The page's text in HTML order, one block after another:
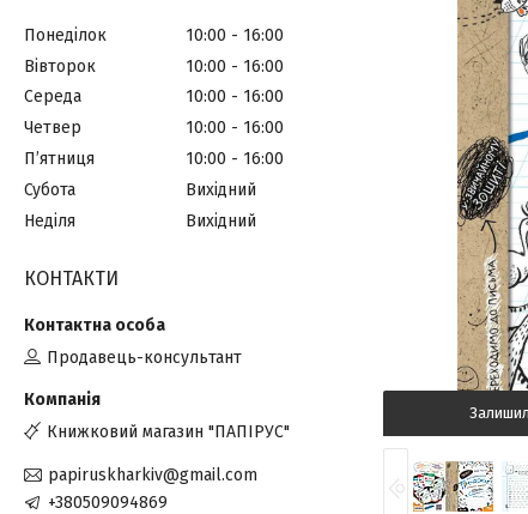
Понеділок 10:00
16:00
Вівторок
10:00
16:00
Середа
10:00
16:00
Четвер
10:00
16:00
Пʼятниця
10:00
16:00
Субота
Вихідний
Неділя
Вихідний
КОНТАКТИ
Продавець-консультант
Книжковий магазин "ПАПІРУС"
papiruskharkiv@gmail.com
+380509094869